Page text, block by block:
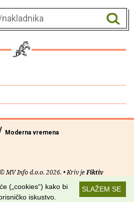
Moderna vremena
MV Info d.o.o. 2026. • Kriv jeFiktiv
• Uvjeti korištenja•RSS kanaliSLAŽEM SE
(„cookies“) kako bi
iskustvo.